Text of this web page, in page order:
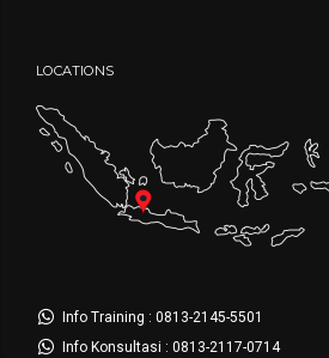
LOCATIONS
Info Training : 0813-2145-5501
Info Konsultasi : 0813-2117-0714